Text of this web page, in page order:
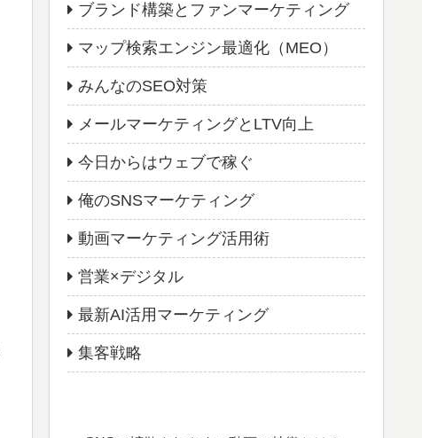
ブランド構築とファンマーケティング
マップ検索エンジン最適化（MEO）
みんなのSEO対策
メールマーケティングとLTV向上
今日からはウェブで稼ぐ
俺のSNSマーケティング
動画マーケティング活用術
営業×デジタル
最新AI活用マーケティング
集客戦略